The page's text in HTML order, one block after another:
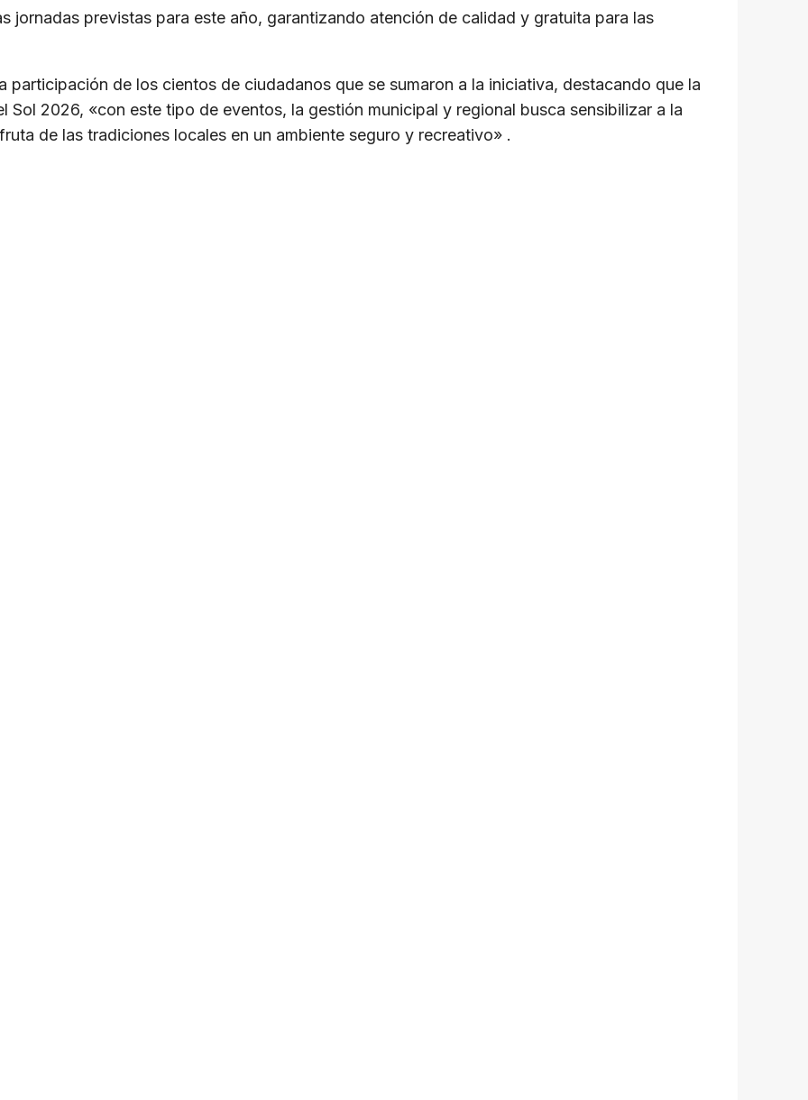
jornadas previstas para este año, garantizando atención de calidad y gratuita para las
participación de los cientos de ciudadanos que se sumaron a la iniciativa, destacando que la
Sol 2026, «con este tipo de eventos, la gestión municipal y regional busca sensibilizar a la
de las tradiciones locales en un ambiente seguro y recreativo» .